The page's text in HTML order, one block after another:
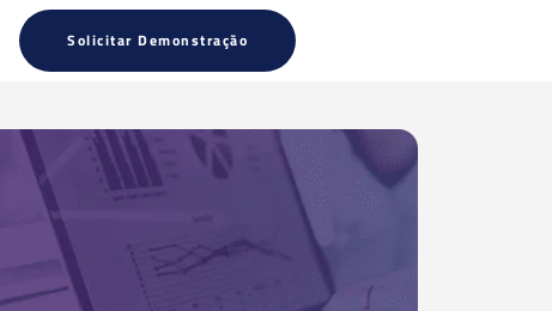
Solicitar Demonstração